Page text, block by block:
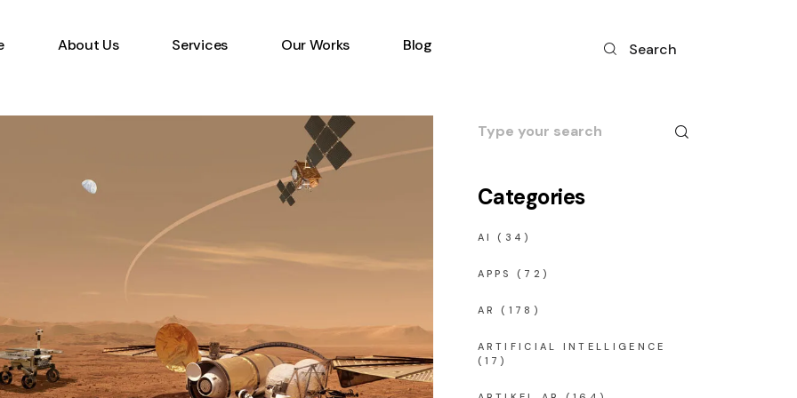
About Us Services
Information Technology
Emerging Multimedia
Technology
Animation Studio
Our Works Blog Search
Search
for:
Categories
AI (34)
APPS (72)
AR (178)
ARTIFICIAL INTELLIGENCE
(17)